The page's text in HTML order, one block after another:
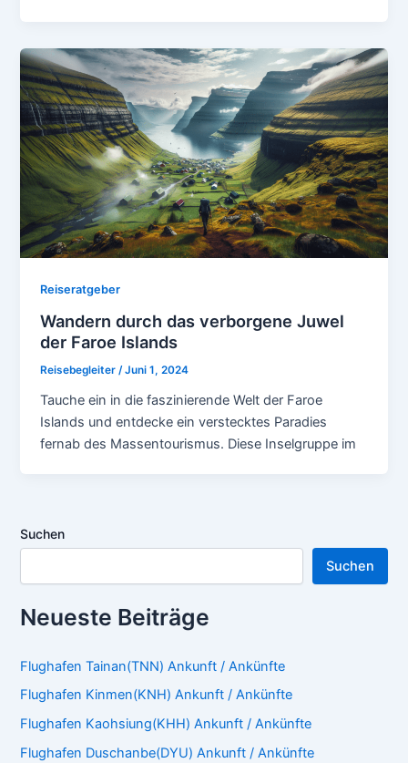
Reiseratgeber
Wandern durch das verborgene Juwel
der Faroe Islands
Reisebegleiter /Juni 1, 2024
Tauche ein in die faszinierende Welt der Faroe
Islands und entdecke ein verstecktes Paradies
fernab des Massentourismus. Diese Inselgruppe im
Suchen
Suchen
Neueste Beiträge
Flughafen Tainan(TNN) Ankunft / Ankünfte
Flughafen Kinmen(KNH) Ankunft / Ankünfte
Flughafen Kaohsiung(KHH) Ankunft / Ankünfte
Flughafen Duschanbe(DYU) Ankunft / Ankünfte